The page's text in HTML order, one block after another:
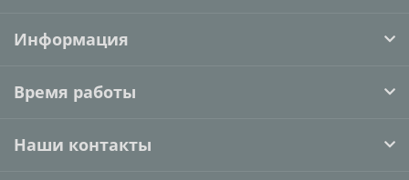
Информация
Время работы
Наши контакты